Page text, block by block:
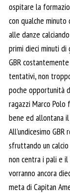
ospitare la
con qualche
alle danze
primi dieci minuti di
GBR
tentativi, non
poche opportunità
ragazzi Marco Polo
bene ed allontana
All’undicesimo
sfruttando un calcio
non centra i pali e
vorranno ancora
meta di Capitan